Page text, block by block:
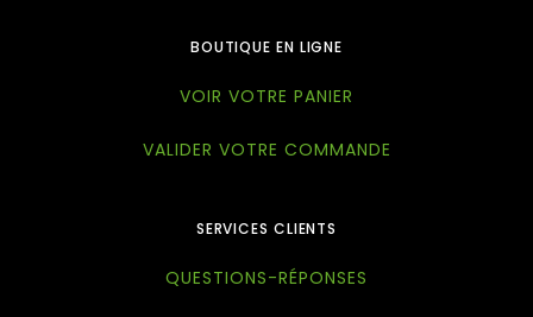
BOUTIQUE EN LIGNE
VOIR VOTRE PANIER
VALIDER VOTRE COMMANDE
SERVICES CLIENTS
QUESTIONS-RÉPONSES